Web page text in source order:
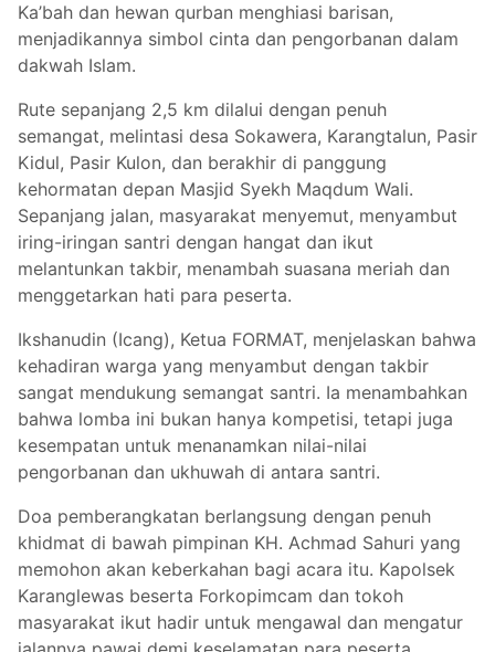
Ka’bah dan hewan qurban menghiasi barisan,
menjadikannya simbol cinta dan pengorbanan dalam
dakwah Islam.
Rute sepanjang 2,5 km dilalui dengan penuh
semangat, melintasi desa Sokawera, Karangtalun, Pasir
Kidul, Pasir Kulon, dan berakhir di panggung
kehormatan depan Masjid Syekh Maqdum Wali.
Sepanjang jalan, masyarakat menyemut, menyambut
iring-iringan santri dengan hangat dan ikut
melantunkan takbir, menambah suasana meriah dan
menggetarkan hati para peserta.
Ikshanudin (Icang), Ketua FORMAT, menjelaskan bahwa
kehadiran warga yang menyambut dengan takbir
sangat mendukung semangat santri. Ia menambahkan
bahwa lomba ini bukan hanya kompetisi, tetapi juga
kesempatan untuk menanamkan nilai-nilai
pengorbanan dan ukhuwah di antara santri.
Doa pemberangkatan berlangsung dengan penuh
khidmat di bawah pimpinan KH. Achmad Sahuri yang
memohon akan keberkahan bagi acara itu. Kapolsek
Karanglewas beserta Forkopimcam dan tokoh
masyarakat ikut hadir untuk mengawal dan mengatur